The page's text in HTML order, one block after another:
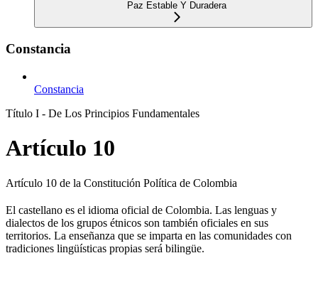
Paz Estable Y Duradera
Constancia
Constancia
Título I - De Los Principios Fundamentales
Artículo 10
Artículo 10 de la Constitución Política de Colombia
El castellano es el idioma oficial de Colombia. Las lenguas y
dialectos de los grupos étnicos son también oficiales en sus
territorios. La enseñanza que se imparta en las comunidades con
tradiciones lingüísticas propias será bilingüe.